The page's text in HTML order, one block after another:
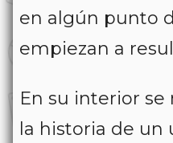
en algún punto
empiezan a
En su interior
la historia de un